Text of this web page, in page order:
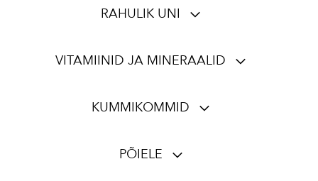
RAHULIK UNI
VITAMIINID JA MINERAALID
KUMMIKOMMID
PÕIELE